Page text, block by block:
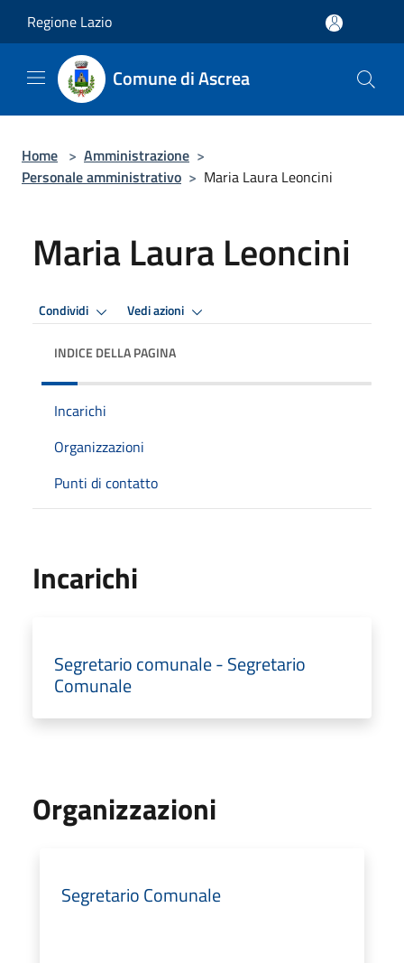
Regione Lazio
Comune di Ascrea
Home > Amministrazione >
Personale amministrativo > Maria Laura Leoncini
Maria Laura Leoncini
Condividi Vedi azioni
INDICE DELLA PAGINA
Incarichi
Organizzazioni
Punti di contatto
Incarichi
Segretario comunale - Segretario
Comunale
Organizzazioni
Segretario Comunale